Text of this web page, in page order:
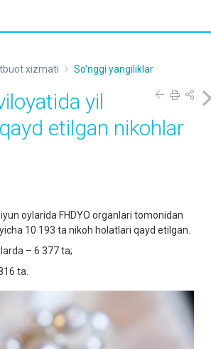
xizmati So'nggi yangiliklar
yil
etilgan nikohlar
oylarida FHDYO organlari tomonidan
10 193 ta nikoh holatlari qayd etilgan.
– 6 377 ta;
ta.